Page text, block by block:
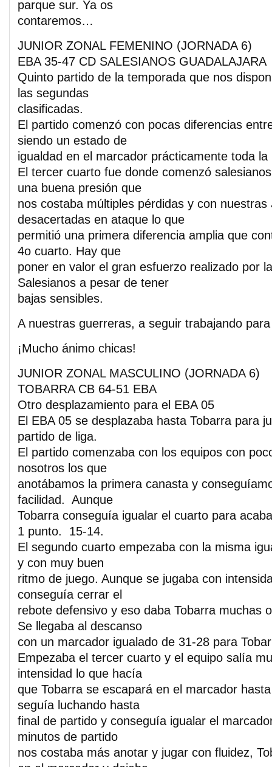
parque sur. Ya os
contaremos…
JUNIOR ZONAL FEMENINO (JORNADA 6)
EBA 35-47 CD SALESIANOS GUADALAJARA
Quinto partido de la temporada que nos
las segundas
clasificadas.
El partido comenzó con pocas diferencias
siendo un estado de
igualdad en el marcador prácticamente toda
El tercer cuarto fue donde comenzó
una buena presión que
nos costaba múltiples pérdidas y con nuestras
desacertadas en ataque lo que
permitió una primera diferencia amplia que
4o cuarto. Hay que
poner en valor el gran esfuerzo realizado por
Salesianos a pesar de tener
bajas sensibles.
A nuestras guerreras, a seguir trabajando
¡Mucho ánimo chicas!
JUNIOR ZONAL MASCULINO (JORNADA 6)
TOBARRA CB 64-51 EBA
Otro desplazamiento para el EBA 05
El EBA 05 se desplazaba hasta Tobarra para
partido de liga.
El partido comenzaba con los equipos con
nosotros los que
anotábamos la primera canasta y
facilidad. Aunque
Tobarra conseguía igualar el cuarto para
1 punto. 15-14.
El segundo cuarto empezaba con la misma
y con muy buen
ritmo de juego. Aunque se jugaba con
conseguía cerrar el
rebote defensivo y eso daba Tobarra muchas
Se llegaba al descanso
con un marcador igualado de 31-28 para
Empezaba el tercer cuarto y el equipo salía
intensidad lo que hacía
que Tobarra se escapará en el marcador
seguía luchando hasta
final de partido y conseguía igualar el
minutos de partido
nos costaba más anotar y jugar con fluidez,